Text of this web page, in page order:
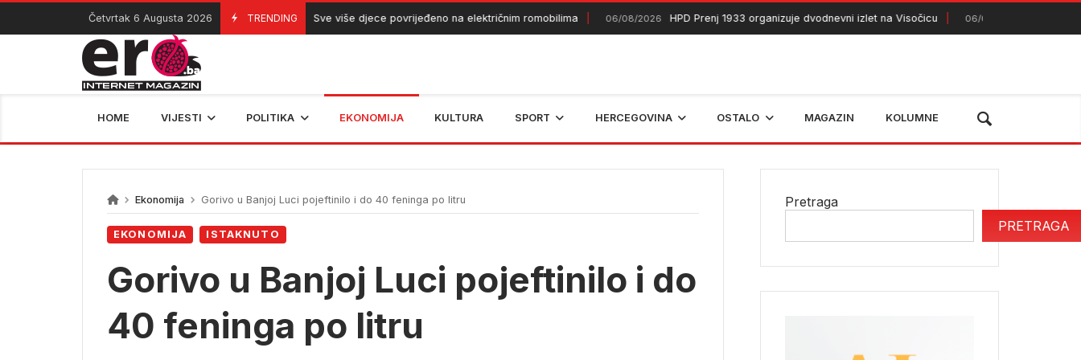
Skip
content
Četvrtak 6 Augusta 2026 TRENDING
06/08/2026 Sve više djece povrijeđeno na električnim romobilima 06/08/2026 HPD Prenj 1933 organizuje dvodnevni izlet na Visočicu 06/08/2026
HOME VIJESTI POLITIKA EKONOMIJA KULTURA SPORT HERCEGOVINA OSTALO MAGAZIN KOLUMNE
Ekonomija Gorivo u Banjoj Luci pojeftinilo i do 40 feninga po litru
EKONOMIJA ISTAKNUTO
Gorivo u Banjoj Luci pojeftinilo i do
40 feninga po litru
Pretraga
PRETRAGA